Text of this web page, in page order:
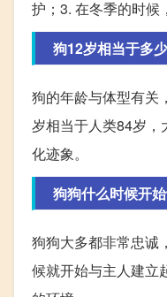
护；3. 在冬季的时候
狗12岁相当于多
狗的年龄与体型有关
岁相当于人类84岁
化迹象。
狗狗什么时候开
狗狗大多都非常忠诚
候就开始与主人建立